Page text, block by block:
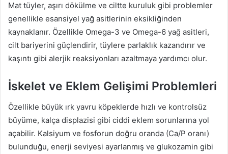
Mat tüyler, aşırı dökülme ve ciltte kuruluk gibi problemler
genellikle esansiyel yağ asitlerinin eksikliğinden
kaynaklanır. Özellikle Omega-3 ve Omega-6 yağ asitleri,
cilt bariyerini güçlendirir, tüylere parlaklık kazandırır ve
kaşıntı gibi alerjik reaksiyonları azaltmaya yardımcı olur.
İskelet ve Eklem Gelişimi Problemleri
Özellikle büyük ırk yavru köpeklerde hızlı ve kontrolsüz
büyüme, kalça displazisi gibi ciddi eklem sorunlarına yol
açabilir. Kalsiyum ve fosforun doğru oranda (Ca/P oranı)
bulunduğu, enerji seviyesi ayarlanmış ve glukozamin gibi